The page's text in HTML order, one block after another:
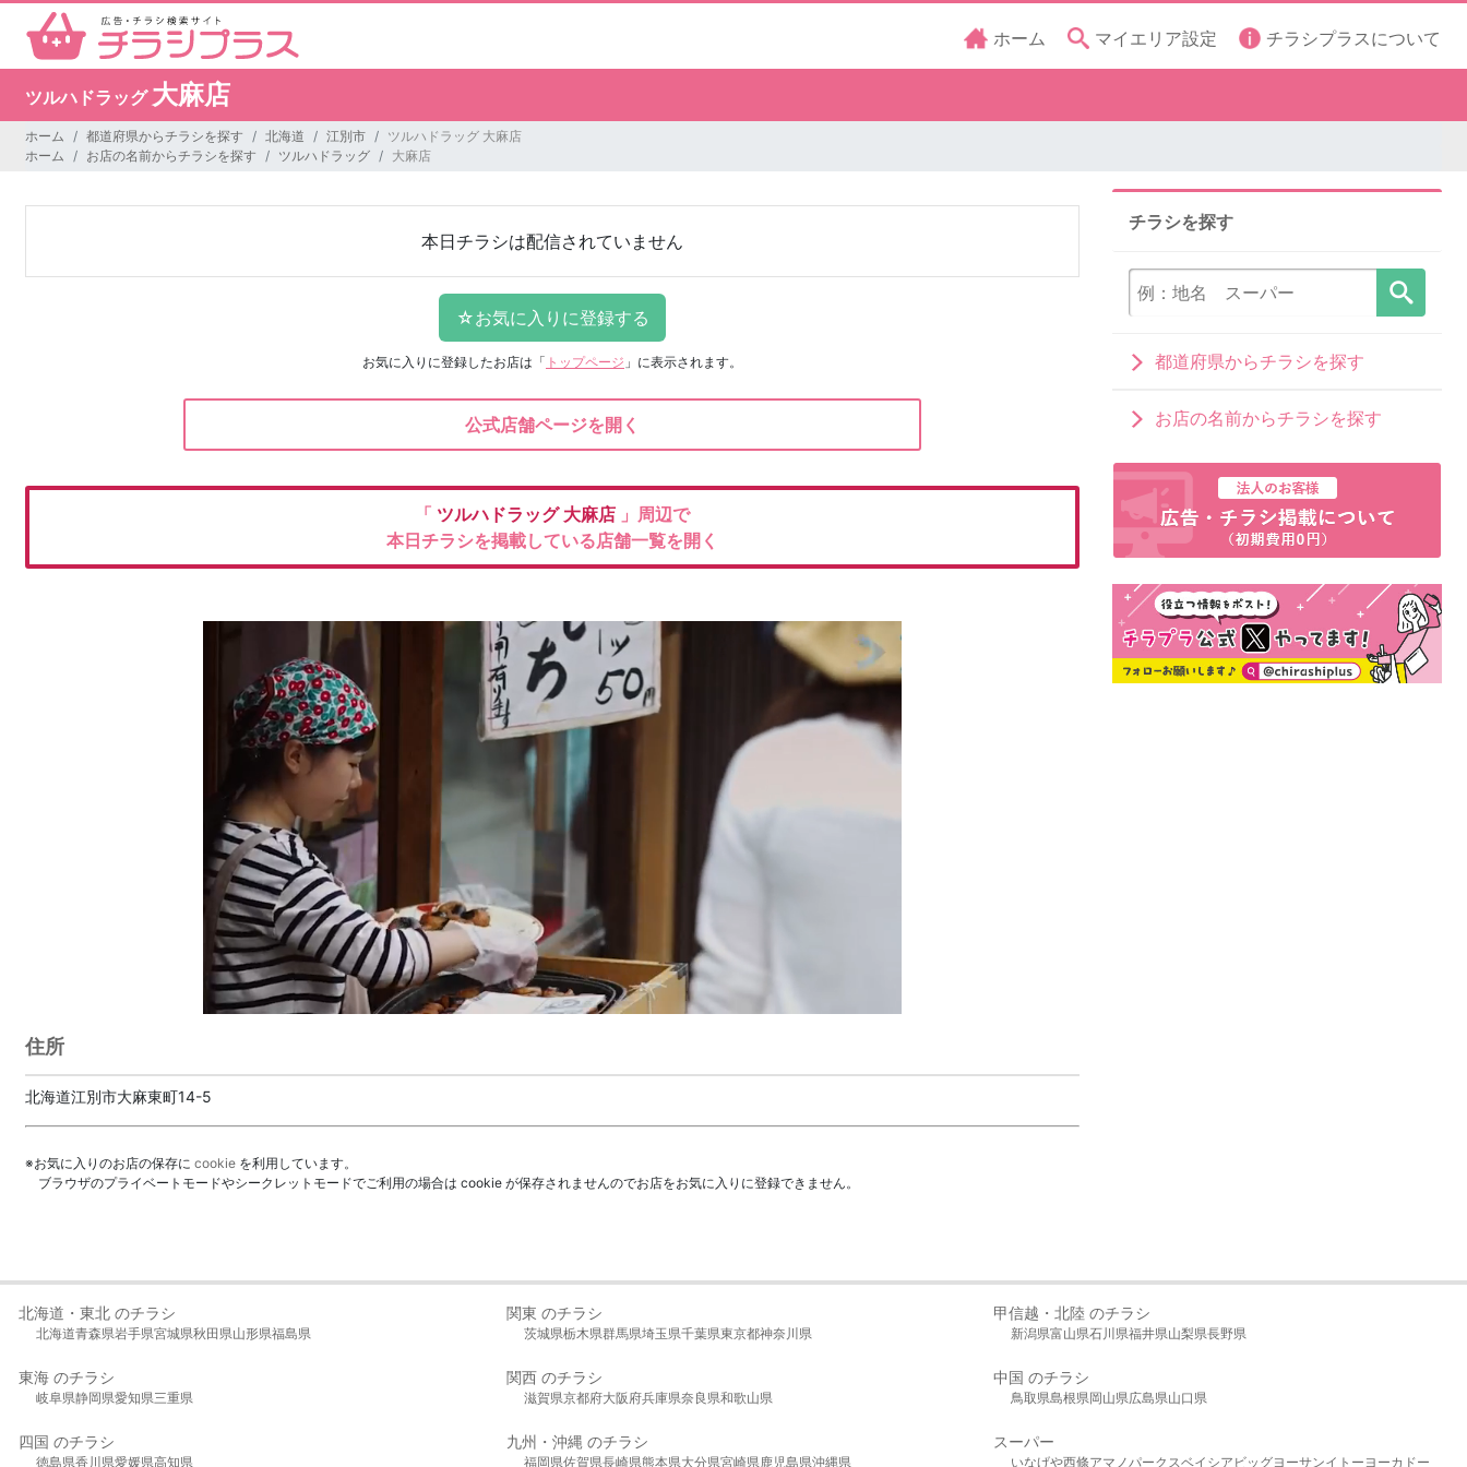
ホーム マイエリア設定 チラシプラスについて
ツルハドラッグ 大麻店
ホーム 都道府県からチラシを探す 北海道 江別市
ツルハドラッグ 大麻店
ホーム
お店の名前からチラシを探す ツルハドラッグ 大麻店
本日チラシは配信されていません
お気に入りに登録したお店は 「 トップページ 」に表示されます。
公式店舗ページを開く
「 ツルハドラッグ 大麻店 」周辺で
本日チラシを掲載している店舗一覧を開く
住所
北海道江別市大麻東町14-5
※お気に入りのお店の保存に cookie を利用しています。
ブラウザのプライベートモードやシークレットモードでご利用の場合は cookie が保存されませんのでお店をお気に入りに登録できません。
チラシを探す
都道府県からチラシを探す
お店の名前からチラシを探す
北海道・東北 のチラシ
北海道青森県岩手県宮城県秋田県山形県福島県
関東 のチラシ
茨城県栃木県群馬県埼玉県千葉県東京都神奈川県
甲信越・北陸 のチラシ
新潟県富山県石川県福井県山梨県長野県
東海 のチラシ
岐阜県静岡県愛知県三重県
関西 のチラシ
滋賀県京都府大阪府兵庫県奈良県和歌山県
中国 のチラシ
鳥取県島根県岡山県広島県山口県
四国 のチラシ
徳島県香川県愛媛県高知県
九州・沖縄 のチラシ
福岡県佐賀県長崎県熊本県大分県宮崎県鹿児島県沖縄県
スーパー
いなげや西條アマノパークスベイシア ビッグヨーサンイトーヨーカドー